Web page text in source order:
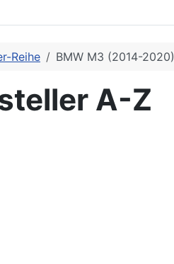
Reihe BMW M3 (2014-2020)
A-Z